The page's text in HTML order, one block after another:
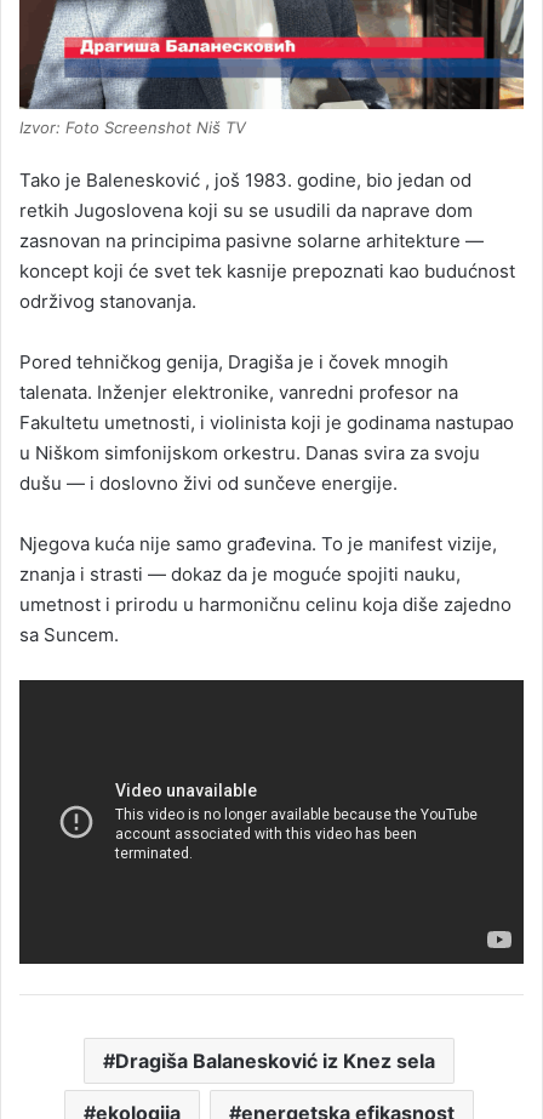
Izvor: Foto Screenshot Niš TV
Tako je Balenesković , još 1983. godine, bio jedan od
retkih Jugoslovena koji su se usudili da naprave dom
zasnovan na principima pasivne solarne arhitekture —
koncept koji će svet tek kasnije prepoznati kao budućnost
održivog stanovanja.
Pored tehničkog genija, Dragiša je i čovek mnogih
talenata. Inženjer elektronike, vanredni profesor na
Fakultetu umetnosti, i violinista koji je godinama nastupao
u Niškom simfonijskom orkestru. Danas svira za svoju
dušu — i doslovno živi od sunčeve energije.
Njegova kuća nije samo građevina. To je manifest vizije,
znanja i strasti — dokaz da je moguće spojiti nauku,
umetnost i prirodu u harmoničnu celinu koja diše zajedno
sa Suncem.
Dragiša Balanesković iz Knez sela
ekologija energetska efikasnost